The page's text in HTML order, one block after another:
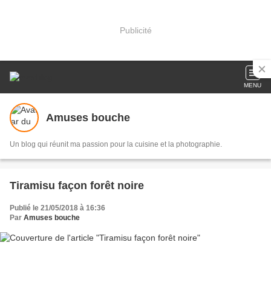
Publicité
MENU
Amuses bouche
Un blog qui réunit ma passion pour la cuisine et la photographie.
Tiramisu façon forêt noire
Publié le 21/05/2018 à 16:36
Par Amuses bouche